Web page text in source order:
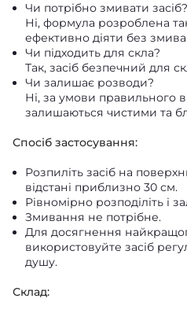
Чи потрібно змивати засіб?
Ні, формула розроблена
ефективно діяти без
Чи підходить для скла?
Так, засіб безпечний для
Чи залишає розводи?
Ні, за умови правильного
залишаються чистими та
Спосіб застосування:
Розпиліть засіб на
відстані приблизно 30 см.
Рівномірно розподіліть і
Змивання не потрібне.
Для досягнення
використовуйте засіб
душу.
Склад: